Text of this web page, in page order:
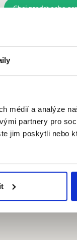
médií a analýze
partnery pro
jim poskytli nebo
Chci prodat nebo